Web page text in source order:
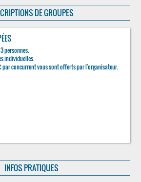
DE GROUPES
personnes.
individuelles.
par concurrent vous sont offerts par l'organisateur.
INFOS PRATIQUES